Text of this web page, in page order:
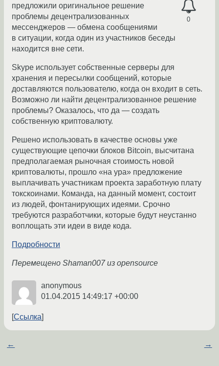
0
предложили оригинальное решение
проблемы децентрализованных
мессенджеров — обмена сообщениями
в ситуации, когда один из участников беседы
находится вне сети.
Skype использует собственные серверы для
хранения и пересылки сообщений, которые
доставляются пользователю, когда он входит в сеть.
Возможно ли найти децентрализованное решение
проблемы? Оказалось, что да — создать
собственную криптовалюту.
Решено использовать в качестве основы уже
существующие цепочки блоков Bitcoin, высчитана
предполагаемая рыночная стоимость новой
криптовалюты, прошло «на ура» предложение
выплачивать участникам проекта заработную плату
токскоинами. Команда, на данный момент, состоит
из людей, фонтанирующих идеями. Срочно
требуются разработчики, которые будут неустанно
воплощать эти идеи в виде кода.
Подробности
Перемещено Shaman007 из opensource
anonymous
01.04.2015 14:49:17 +00:00
Ссылка
← →